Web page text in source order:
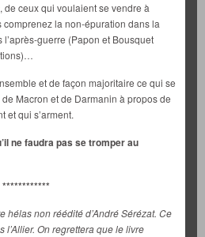
, de ceux qui voulaient se vendre à
comprenez la non-épuration dans la
guerre (Papon et Bousquet
et de façon majoritaire ce qui se
Macron et de Darmanin à propos de
et qui s’arment.
ne faudra pas se tromper au
************
hélas non réédité d’André Sérézat. Ce
l’Allier. On regrettera que le livre